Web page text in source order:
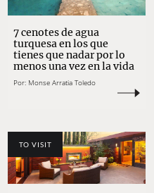
7 cenotes de agua
turquesa en los que
tienes que nadar por lo
menos una vez en la vida
Por: Monse Arratia Toledo
TO VISIT